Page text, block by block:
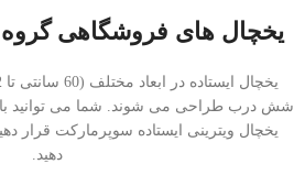
یخچال های فروشگاهی
شش درب طراحی می شوند. شما می توانید با
یخچال ویترینی ایستاده سوپرمارکت قرار
دهید.